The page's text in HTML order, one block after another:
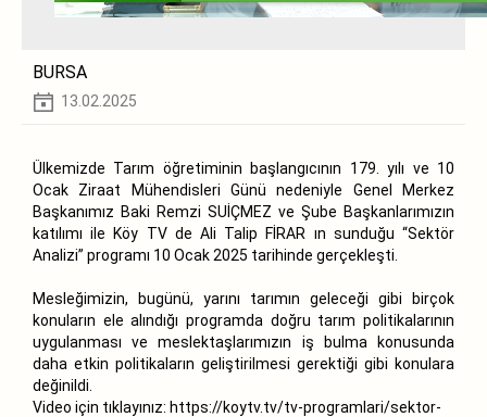
BURSA
13.02.2025
Ülkemizde Tarım öğretiminin başlangıcının 179. yılı ve 10
Ocak Ziraat Mühendisleri Günü nedeniyle Genel Merkez
Başkanımız Baki Remzi SUİÇMEZ ve Şube Başkanlarımızın
katılımı ile Köy TV de Ali Talip FİRAR ın sunduğu “Sektör
Analizi” programı 10 Ocak 2025 tarihinde gerçekleşti.
Mesleğimizin, bugünü, yarını tarımın geleceği gibi birçok
konuların ele alındığı programda doğru tarım politikalarının
uygulanması ve meslektaşlarımızın iş bulma konusunda
daha etkin politikaların geliştirilmesi gerektiği gibi konulara
değinildi.
Video için tıklayınız: https://koytv.tv/tv-programlari/sektor-